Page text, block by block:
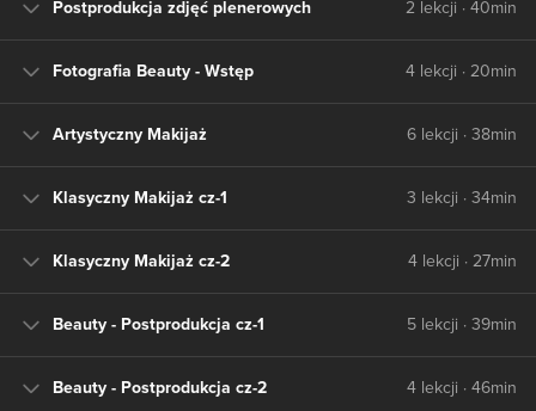
Postprodukcja zdjęć plenerowych 2 lekcji · 40min
Fotografia Beauty - Wstęp 4 lekcji · 20min
Artystyczny Makijaż 6 lekcji · 38min
Klasyczny Makijaż cz-1 3 lekcji · 34min
Klasyczny Makijaż cz-2 4 lekcji · 27min
Beauty - Postprodukcja cz-1 5 lekcji · 39min
Beauty - Postprodukcja cz-2 4 lekcji · 46min